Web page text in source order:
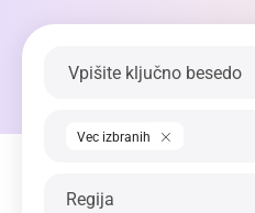
Vec izbranih
Regija